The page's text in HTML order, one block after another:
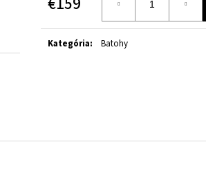
cena:
Kategória: Batohy